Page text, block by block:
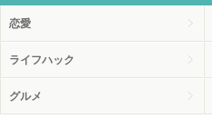
恋愛
ライフハック
グルメ